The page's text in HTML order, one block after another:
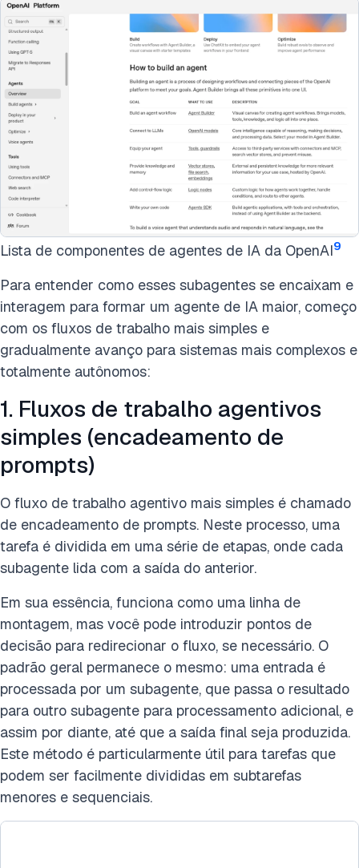
Lista de componentes de agentes de IA da OpenAI9
Para entender como esses subagentes se encaixam e
interagem para formar um agente de IA maior, começo
com os fluxos de trabalho mais simples e
gradualmente avanço para sistemas mais complexos e
totalmente autônomos:
1. Fluxos de trabalho agentivos
simples (encadeamento de
prompts)
O fluxo de trabalho agentivo mais simples é chamado
de encadeamento de prompts. Neste processo, uma
tarefa é dividida em uma série de etapas, onde cada
subagente lida com a saída do anterior.
Em sua essência, funciona como uma linha de
montagem, mas você pode introduzir pontos de
decisão para redirecionar o fluxo, se necessário. O
padrão geral permanece o mesmo: uma entrada é
processada por um subagente, que passa o resultado
para outro subagente para processamento adicional, e
assim por diante, até que a saída final seja produzida.
Este método é particularmente útil para tarefas que
podem ser facilmente divididas em subtarefas
menores e sequenciais.